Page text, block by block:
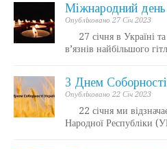
Міжнародний день
Опублiковано 27 Січ 2023
27 січня в Україні
в’язнів найбільшого
З Днем
Опублiковано 22 Січ 2023
22 січня ми
Народної Республіки